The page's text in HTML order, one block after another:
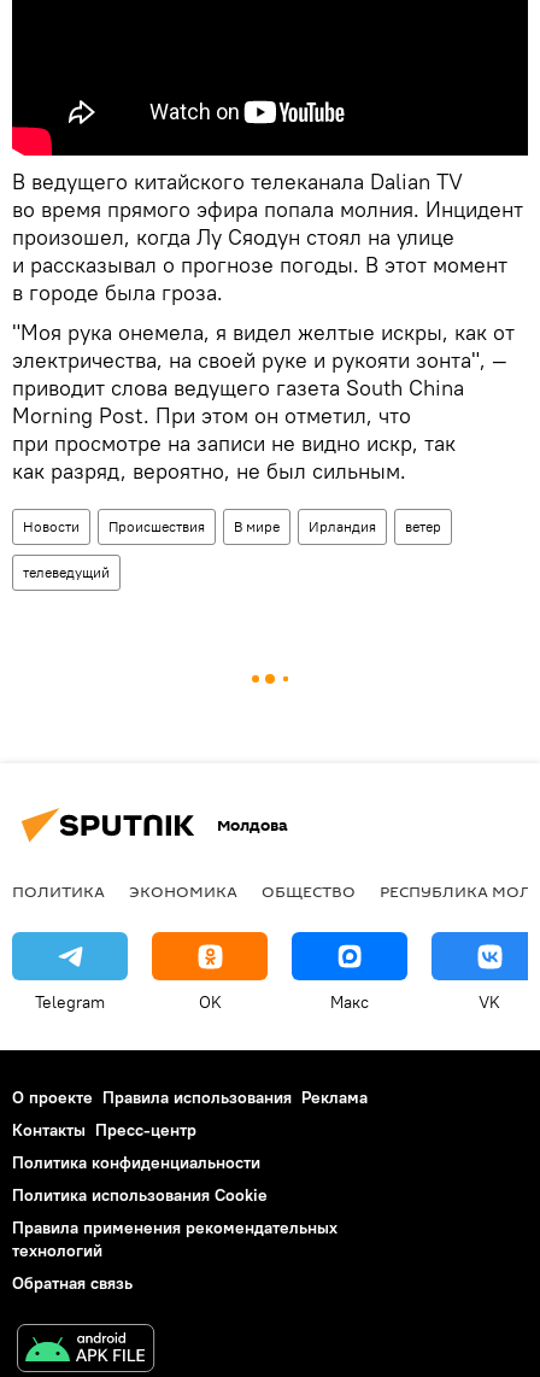
В ведущего китайского телеканала Dalian TV
во время прямого эфира попала молния. Инцидент
произошел, когда Лу Сяодун стоял на улице
и рассказывал о прогнозе погоды. В этот момент
в городе была гроза.
"Моя рука онемела, я видел желтые искры, как от
электричества, на своей руке и рукояти зонта", —
приводит слова ведущего газета South China
Morning Post. При этом он отметил, что
при просмотре на записи не видно искр, так
как разряд, вероятно, не был сильным.
Новости Происшествия В мире Ирландия ветер
телеведущий
Молдова
ПОЛИТИКА ЭКОНОМИКА ОБЩЕСТВО РЕСПУБЛИКА
Telegram OK Макс VK
О проекте Правила использования Реклама
Контакты Пресс-центр
Политика конфиденциальности
Политика использования Cookie
Правила применения рекомендательных
технологий
Обратная связь